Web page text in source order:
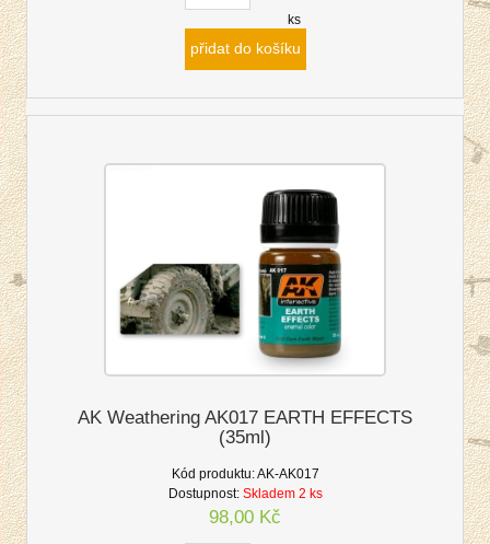
ks
přidat do košíku
AK Weathering AK017 EARTH EFFECTS
(35ml)
Kód produktu:AK-AK017
Dostupnost: Skladem 2 ks
98,00 Kč